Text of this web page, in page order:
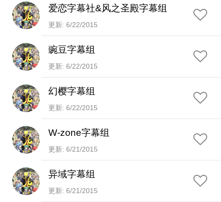
爱恋字幕社&风之圣殿字幕组
更新: 6/22/2015
豌豆字幕组
更新: 6/22/2015
幻樱字幕组
更新: 6/22/2015
W-zone字幕组
更新: 6/21/2015
异域字幕组
更新: 6/21/2015